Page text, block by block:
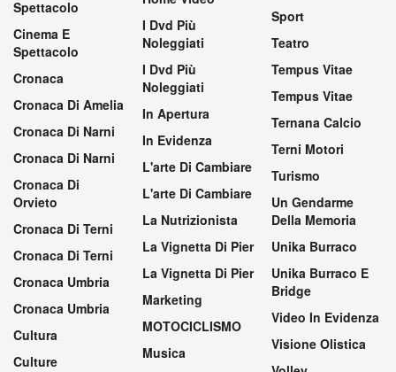
Spettacolo
Cinema E
Spettacolo
Cronaca
Cronaca Di Amelia
Cronaca Di Narni
Cronaca Di Narni
Cronaca Di
Orvieto
Cronaca Di Terni
Cronaca Di Terni
Cronaca Umbria
Cronaca Umbria
Cultura
Culture
I Dvd Più
Noleggiati
I Dvd Più
Noleggiati
In Apertura
In Evidenza
L'arte Di Cambiare
L'arte Di Cambiare
La Nutrizionista
La Vignetta Di Pier
La Vignetta Di Pier
Marketing
MOTOCICLISMO
Musica
Sport
Teatro
Tempus Vitae
Tempus Vitae
Ternana Calcio
Terni Motori
Turismo
Un Gendarme
Della Memoria
Unika Burraco
Unika Burraco E
Bridge
Video In Evidenza
Visione Olistica